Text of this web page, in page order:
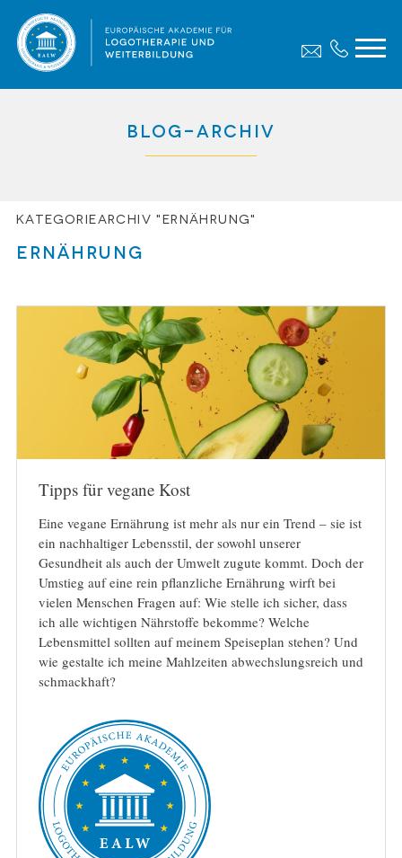
Blog-Archiv
Kategoriearchiv "Ernährung"
Ernährung
Tipps für vegane Kost
Eine vegane Ernährung ist mehr als nur ein Trend – sie ist
ein nachhaltiger Lebensstil, der sowohl unserer
Gesundheit als auch der Umwelt zugute kommt. Doch der
Umstieg auf eine rein pflanzliche Ernährung wirft bei
vielen Menschen Fragen auf: Wie stelle ich sicher, dass
ich alle wichtigen Nährstoffe bekomme? Welche
Lebensmittel sollten auf meinem Speiseplan stehen? Und
wie gestalte ich meine Mahlzeiten abwechslungsreich und
schmackhaft?